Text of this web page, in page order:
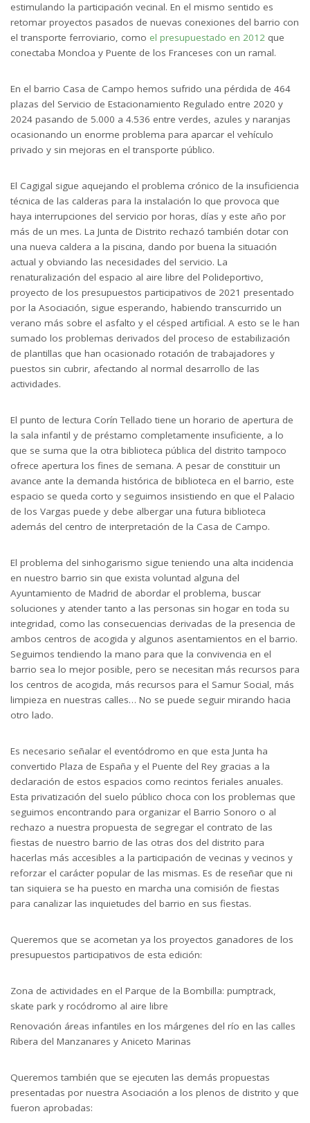
estimulando la participación vecinal. En el mismo sentido es
retomar proyectos pasados de nuevas conexiones del barrio con
el transporte ferroviario, como el presupuestado en 2012 que
conectaba Moncloa y Puente de los Franceses con un ramal.
En el barrio Casa de Campo hemos sufrido una pérdida de 464
plazas del Servicio de Estacionamiento Regulado entre 2020 y
2024 pasando de 5.000 a 4.536 entre verdes, azules y naranjas
ocasionando un enorme problema para aparcar el vehículo
privado y sin mejoras en el transporte público.
El Cagigal sigue aquejando el problema crónico de la insuficiencia
técnica de las calderas para la instalación lo que provoca que
haya interrupciones del servicio por horas, días y este año por
más de un mes. La Junta de Distrito rechazó también dotar con
una nueva caldera a la piscina, dando por buena la situación
actual y obviando las necesidades del servicio. La
renaturalización del espacio al aire libre del Polideportivo,
proyecto de los presupuestos participativos de 2021 presentado
por la Asociación, sigue esperando, habiendo transcurrido un
verano más sobre el asfalto y el césped artificial. A esto se le han
sumado los problemas derivados del proceso de estabilización
de plantillas que han ocasionado rotación de trabajadores y
puestos sin cubrir, afectando al normal desarrollo de las
actividades.
El punto de lectura Corín Tellado tiene un horario de apertura de
la sala infantil y de préstamo completamente insuficiente, a lo
que se suma que la otra biblioteca pública del distrito tampoco
ofrece apertura los fines de semana. A pesar de constituir un
avance ante la demanda histórica de biblioteca en el barrio, este
espacio se queda corto y seguimos insistiendo en que el Palacio
de los Vargas puede y debe albergar una futura biblioteca
además del centro de interpretación de la Casa de Campo.
El problema del sinhogarismo sigue teniendo una alta incidencia
en nuestro barrio sin que exista voluntad alguna del
Ayuntamiento de Madrid de abordar el problema, buscar
soluciones y atender tanto a las personas sin hogar en toda su
integridad, como las consecuencias derivadas de la presencia de
ambos centros de acogida y algunos asentamientos en el barrio.
Seguimos tendiendo la mano para que la convivencia en el
barrio sea lo mejor posible, pero se necesitan más recursos para
los centros de acogida, más recursos para el Samur Social, más
limpieza en nuestras calles… No se puede seguir mirando hacia
otro lado.
Es necesario señalar el eventódromo en que esta Junta ha
convertido Plaza de España y el Puente del Rey gracias a la
declaración de estos espacios como recintos feriales anuales.
Esta privatización del suelo público choca con los problemas que
seguimos encontrando para organizar el Barrio Sonoro o al
rechazo a nuestra propuesta de segregar el contrato de las
fiestas de nuestro barrio de las otras dos del distrito para
hacerlas más accesibles a la participación de vecinas y vecinos y
reforzar el carácter popular de las mismas. Es de reseñar que ni
tan siquiera se ha puesto en marcha una comisión de fiestas
para canalizar las inquietudes del barrio en sus fiestas.
Queremos que se acometan ya los proyectos ganadores de los
presupuestos participativos de esta edición:
Zona de actividades en el Parque de la Bombilla: pumptrack,
skate park y rocódromo al aire libre
Renovación áreas infantiles en los márgenes del río en las calles
Ribera del Manzanares y Aniceto Marinas
Queremos también que se ejecuten las demás propuestas
presentadas por nuestra Asociación a los plenos de distrito y que
fueron aprobadas: